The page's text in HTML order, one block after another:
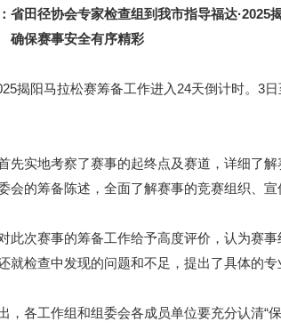
田径协会专家检查组到我市指导福达·2025
确保赛事安全有序精彩
阳马拉松赛筹备工作进入24天倒计时。3日
实地考察了赛事的起终点及赛道，详细了解
会的筹备陈述，全面了解赛事的竞赛组织、
次赛事的筹备工作给予高度评价，认为赛事
就检查中发现的问题和不足，提出了具体的专
各工作组和组委会各成员单位要充分认清“保